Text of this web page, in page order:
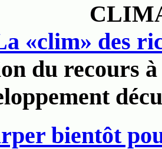
«clim» des
du recours
bientôt